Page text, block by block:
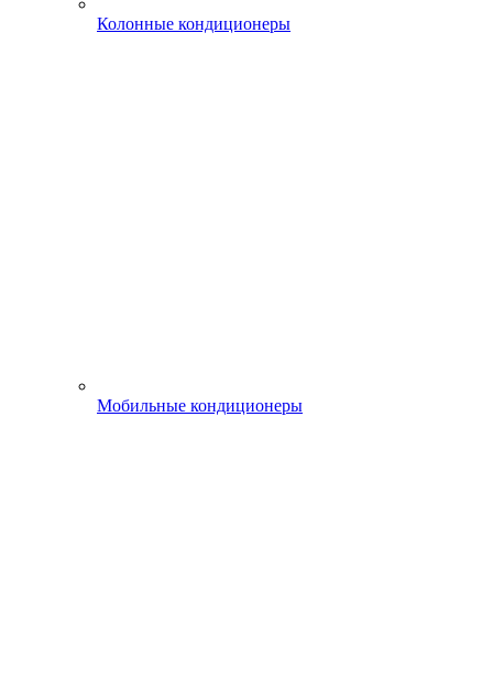
Колонные кондиционеры
Мобильные кондиционеры